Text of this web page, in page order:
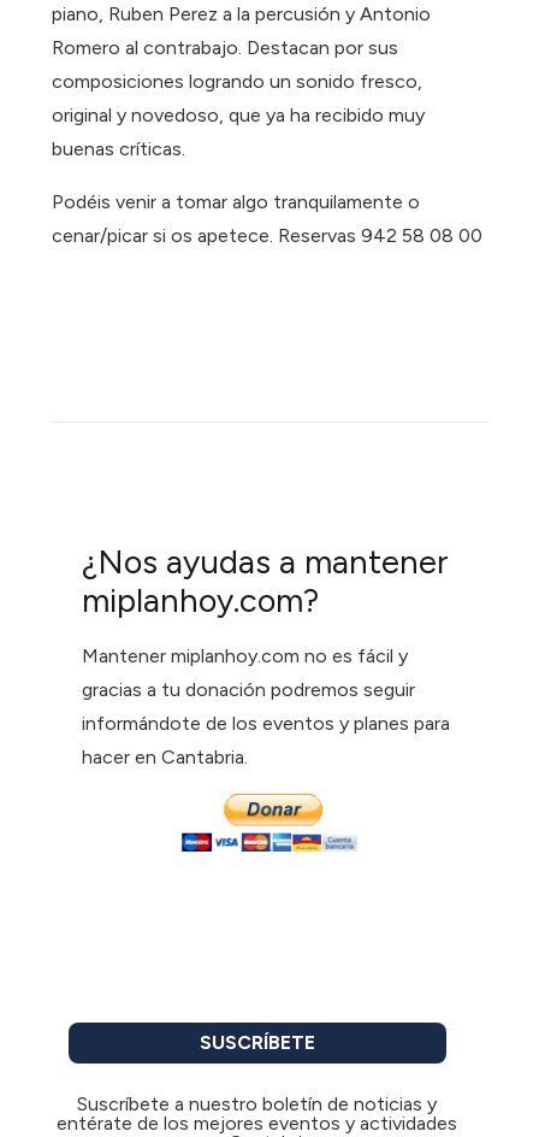
piano, Ruben Perez a la percusión y Antonio
Romero al contrabajo. Destacan por sus
composiciones logrando un sonido fresco,
original y novedoso, que ya ha recibido muy
buenas críticas.
Podéis venir a tomar algo tranquilamente o
cenar/picar si os apetece. Reservas 942 58 08 00
¿Nos ayudas a mantener
miplanhoy.com?
Mantener miplanhoy.com no es fácil y
gracias a tu donación podremos seguir
informándote de los eventos y planes para
hacer en Cantabria.
SUSCRÍBETE
Suscríbete a nuestro boletín de noticias y
entérate de los mejores eventos y actividades